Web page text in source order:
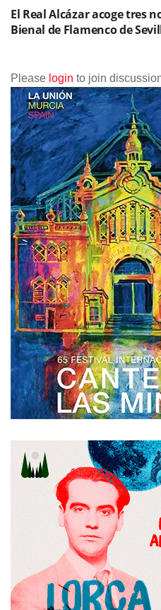
El Real Alcázar acoge tres
Bienal de Flamenco de
Please login to join